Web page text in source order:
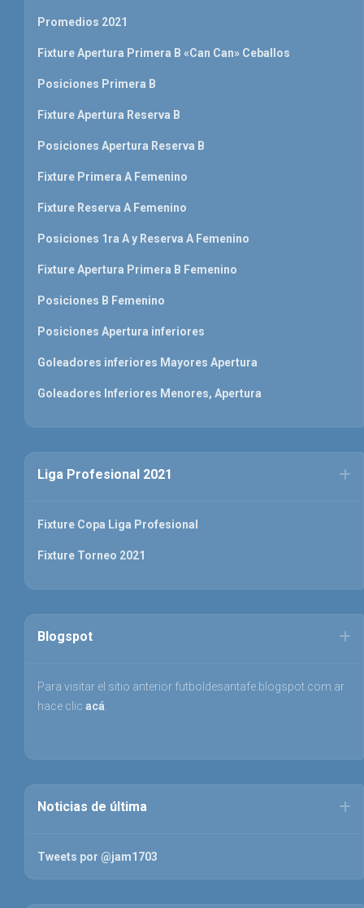
Promedios 2021
Fixture Apertura Primera B «Can Can» Ceballos
Posiciones Primera B
Fixture Apertura Reserva B
Posiciones Apertura Reserva B
Fixture Primera A Femenino
Fixture Reserva A Femenino
Posiciones 1ra A y Reserva A Femenino
Fixture Apertura Primera B Femenino
Posiciones B Femenino
Posiciones Apertura inferiores
Goleadores inferiores Mayores Apertura
Goleadores Inferiores Menores, Apertura
Liga Profesional 2021
Fixture Copa Liga Profesional
Fixture Torneo 2021
Blogspot
Para visitar el sitio anterior futboldesantafe.blogspot.com.ar
hace clic acá
Noticias de última
Tweets por @jam1703